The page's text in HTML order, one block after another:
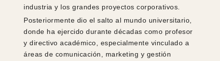
industria y los grandes proyectos corporativos.
Posteriormente dio el salto al mundo universitario,
donde ha ejercido durante décadas como profesor
y directivo académico, especialmente vinculado a
áreas de comunicación, marketing y gestión